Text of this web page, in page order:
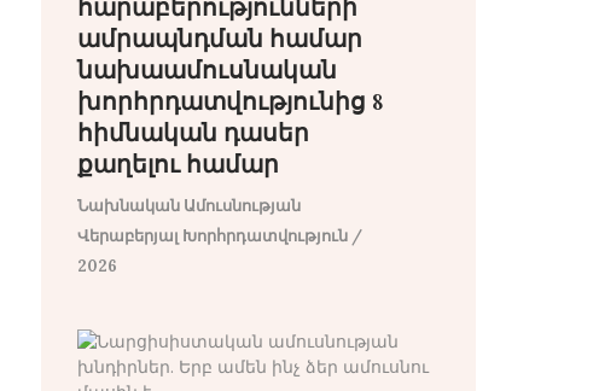
հարաբերությունների
ամրապնդման համար
նախաամուսնական
խորհրդատվությունից 8
հիմնական դասեր
քաղելու համար
Նախնական Ամուսնության
Վերաբերյալ Խորհրդատվություն /
2026